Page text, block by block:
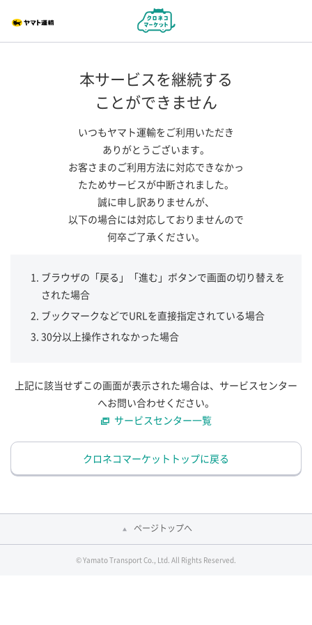
本サービスを継続する
ことができません
いつもヤマト運輸をご利用いただき
ありがとうございます。
お客さまのご利用方法に対応できなかっ
たためサービスが中断されました。
誠に申し訳ありませんが、
以下の場合には対応しておりませんので
何卒ご了承ください。
ブラウザの「戻る」「進む」ボタンで画面の切り替えを
された場合
ブックマークなどでURLを直接指定されている場合
30分以上操作されなかった場合
上記に該当せずこの画面が表示された場合は、サービスセンター
へお問い合わせください。
サービスセンター一覧
クロネコマーケットトップに戻る
ページトップへ
© Yamato Transport Co., Ltd. All Rights Reserved.